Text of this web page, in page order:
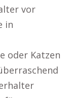
vor
in
oder Katzen